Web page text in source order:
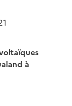
à